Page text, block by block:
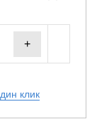
+
клик